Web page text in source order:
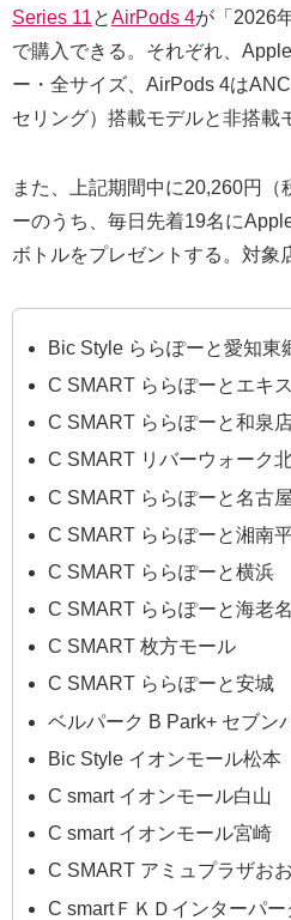
Series 11とAirPods 4が「2026
で購入できる。それぞれ、
ー・全サイズ、AirPods 4は
セリング）搭載モデルと非搭載
また、上記期間中に20,260円
ーのうち、毎日先着19名に
ボトルをプレゼントする。対象
Bic Style ららぽーと愛知東
C SMART ららぽーとエキ
C SMART ららぽーと和泉
C SMART リバーウォーク
C SMART ららぽーと名古
C SMART ららぽーと湘南
C SMART ららぽーと横浜
C SMART ららぽーと海老名
C SMART 枚方モール
C SMART ららぽーと安城
ベルパーク B Park+ セブン
Bic Style イオンモール松本
C smart イオンモール白山
C smart イオンモール宮崎
C SMART アミュプラザお
C smartＦＫＤインターパー